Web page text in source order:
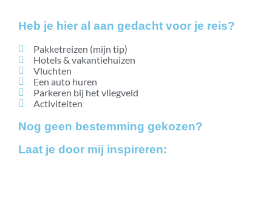
Heb je hier al aan gedacht voor je reis?
Pakketreizen (mijn tip)
Hotels & vakantiehuizen
Vluchten
Een auto huren
Parkeren bij het vliegveld
Activiteiten
Nog geen bestemming gekozen?
Laat je door mij inspireren: